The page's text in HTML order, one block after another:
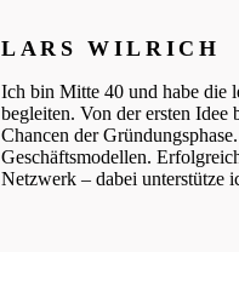
LARS WILRICH
Ich bin Mitte 40 und habe die
begleiten. Von der ersten
Chancen der
Geschäftsmodellen.
Netzwerk – dabei unterstütze